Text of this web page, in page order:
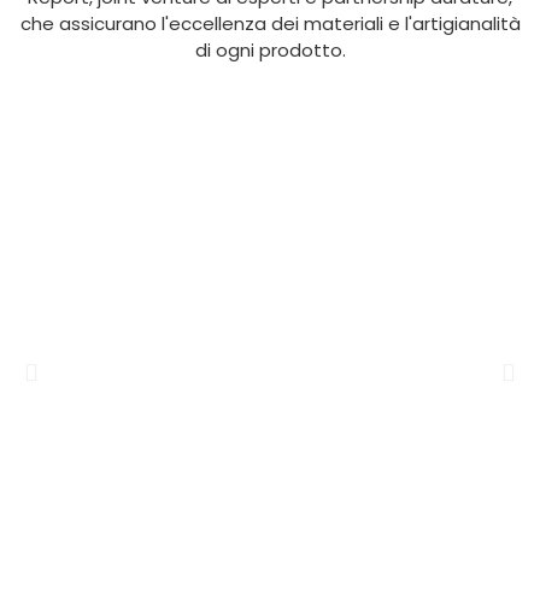
che assicurano l'eccellenza dei materiali e l'artigianalità
di ogni prodotto.